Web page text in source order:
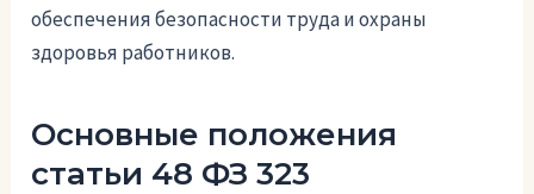
обеспечения безопасности труда и охраны
здоровья работников.
Основные положения
статьи 48 ФЗ 323